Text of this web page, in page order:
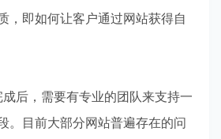
，即如何让客户通过网站获得自
后，需要有专业的团队来支持一
。目前大部分网站普遍存在的问